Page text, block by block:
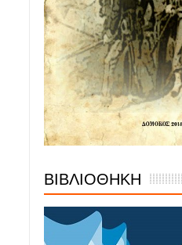
ΒΙΒΛΙΟΘΗΚΗ